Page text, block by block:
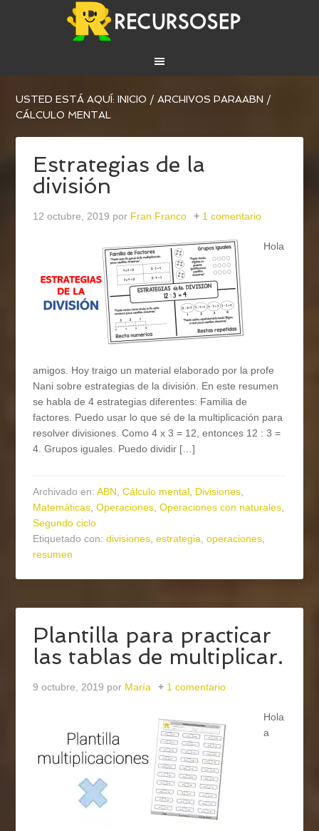
USTED ESTÁ AQUÍ:INICIO / ARCHIVOS PARAABN /
CÁLCULO MENTAL
Estrategias de la
división
12 octubre, 2019 por Fran Franco 1 comentario
Hola
amigos. Hoy traigo un material elaborado por la profe
Nani sobre estrategias de la división. En este resumen
se habla de 4 estrategias diferentes: Familia de
factores. Puedo usar lo que sé de la multiplicación para
resolver divisiones. Como 4 x 3 = 12, entonces 12 : 3 =
4. Grupos iguales. Puedo dividir […]
Archivado en:ABN,Cálculo mental, Divisiones,
Matemáticas,Operaciones,Operaciones con naturales,
Segundo ciclo
Etiquetado con:divisiones,estrategia,operaciones,
resumen
Plantilla para practicar
las tablas de multiplicar.
9 octubre, 2019 por María 1 comentario
Hola
a